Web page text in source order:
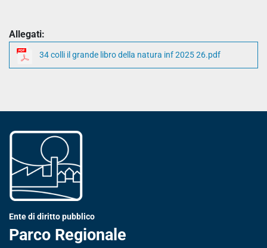
Allegati:
34 colli il grande libro della natura inf 2025 26.pdf
Ente di diritto pubblico
Parco Regionale